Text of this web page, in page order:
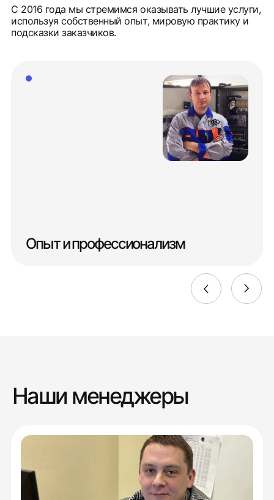
С 2016 года мы стремимся оказывать лучшие услуги,
используя собственный опыт, мировую практику и
подсказки заказчиков.
Опыт и профессионализм
Наши менеджеры